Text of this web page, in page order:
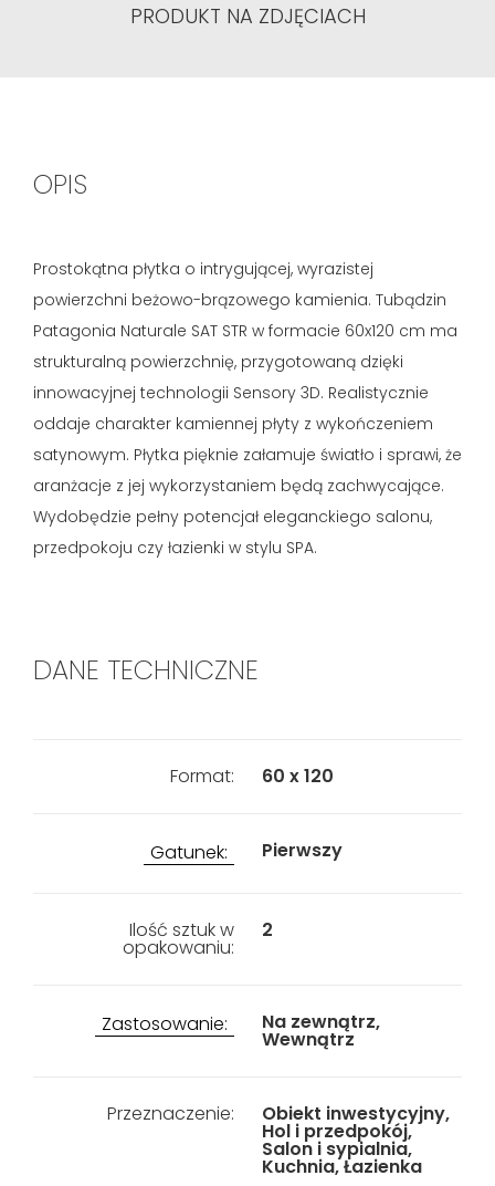
PRODUKT NA ZDJĘCIACH
OPIS
Prostokątna płytka o intrygującej, wyrazistej
powierzchni beżowo-brązowego kamienia. Tubądzin
Patagonia Naturale SAT STR w formacie 60x120 cm ma
strukturalną powierzchnię, przygotowaną dzięki
innowacyjnej technologii Sensory 3D. Realistycznie
oddaje charakter kamiennej płyty z wykończeniem
satynowym. Płytka pięknie załamuje światło i sprawi, że
aranżacje z jej wykorzystaniem będą zachwycające.
Wydobędzie pełny potencjał eleganckiego salonu,
przedpokoju czy łazienki w stylu SPA.
DANE TECHNICZNE
Format: 60 x 120
Gatunek: Pierwszy
Ilość sztuk w
opakowaniu:
2
Zastosowanie: Na zewnątrz,
Wewnątrz
Przeznaczenie: Obiekt inwestycyjny,
Hol i przedpokój,
Salon i sypialnia,
Kuchnia, Łazienka